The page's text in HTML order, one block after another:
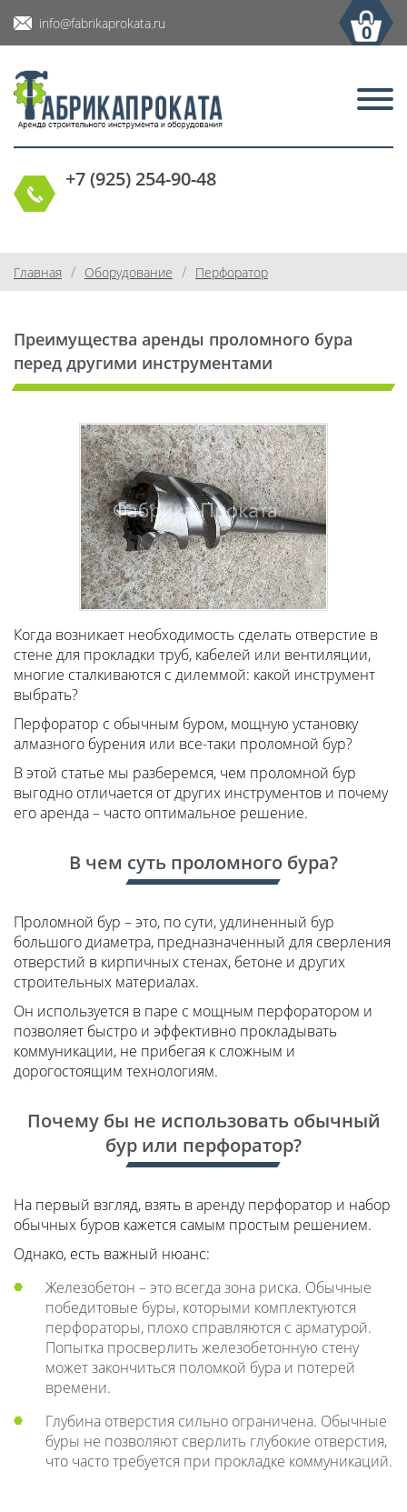
info@fabrikaprokata.ru 0
+7 (925) 254-90-48
Главная / Оборудование / Перфоратор
Преимущества аренды проломного бура
перед другими инструментами
Когда возникает необходимость сделать отверстие в
стене для прокладки труб, кабелей или вентиляции,
многие сталкиваются с дилеммой: какой инструмент
выбрать?
Перфоратор с обычным буром, мощную установку
алмазного бурения или все-таки проломной бур?
В этой статье мы разберемся, чем проломной бур
выгодно отличается от других инструментов и почему
его аренда – часто оптимальное решение.
В чем суть проломного бура?
Проломной бур – это, по сути, удлиненный бур
большого диаметра, предназначенный для сверления
отверстий в кирпичных стенах, бетоне и других
строительных материалах.
Он используется в паре с мощным перфоратором и
позволяет быстро и эффективно прокладывать
коммуникации, не прибегая к сложным и
дорогостоящим технологиям.
Почему бы не использовать обычный
бур или перфоратор?
На первый взгляд, взять в аренду перфоратор и набор
обычных буров кажется самым простым решением.
Однако, есть важный нюанс:
Железобетон – это всегда зона риска. Обычные
победитовые буры, которыми комплектуются
перфораторы, плохо справляются с арматурой.
Попытка просверлить железобетонную стену
может закончиться поломкой бура и потерей
времени.
Глубина отверстия сильно ограничена. Обычные
буры не позволяют сверлить глубокие отверстия,
что часто требуется при прокладке коммуникаций.